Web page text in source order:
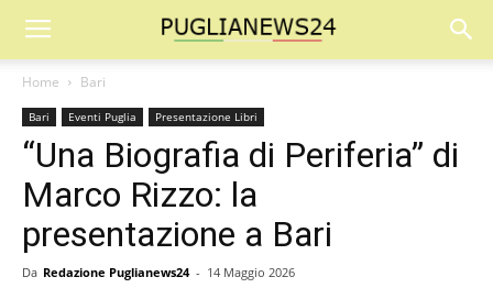
Home Bari
Bari Eventi Puglia Presentazione Libri
“Una Biografia di Periferia” di
Marco Rizzo: la
presentazione a Bari
Da Redazione Puglianews24 - 14 Maggio 2026